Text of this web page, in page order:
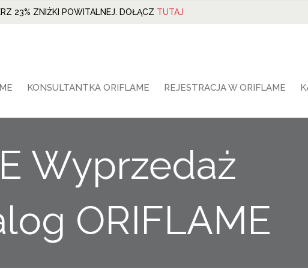
23% ZNIŻKI POWITALNEJ. DOŁĄCZ TUTAJ
KONSULTANTKA ORIFLAME REJESTRACJA W ORIFLAME
Wyprzedaż
ORIFLAME